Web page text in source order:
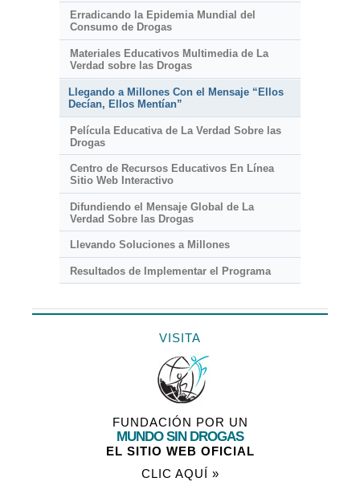
Erradicando la Epidemia Mundial del
Consumo de Drogas
Materiales Educativos Multimedia de La
Verdad sobre las Drogas
Llegando a Millones Con el Mensaje “Ellos
Decían, Ellos Mentían”
Película Educativa de La Verdad Sobre las
Drogas
Centro de Recursos Educativos En Línea
Sitio Web Interactivo
Difundiendo el Mensaje Global de La
Verdad Sobre las Drogas
Llevando Soluciones a Millones
Resultados de Implementar el Programa
VISITA
FUNDACIÓN POR UN
MUNDO SIN DROGAS
EL SITIO WEB OFICIAL
CLIC AQUÍ »